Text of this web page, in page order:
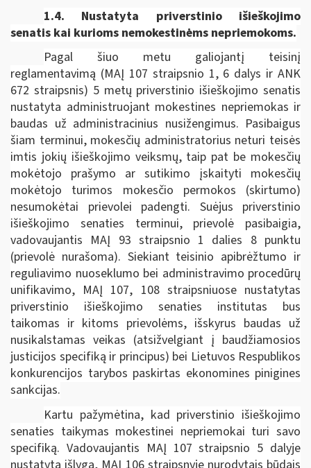
1.4. Nustatyta priverstinio išieškojimo
senatis kai kurioms nemokestinėms nepriemokoms.
Pagal šiuo metu galiojantį teisinį
reglamentavimą (MAĮ 107 straipsnio 1, 6 dalys ir ANK
672 straipsnis) 5 metų priverstinio išieškojimo senatis
nustatyta administruojant mokestines nepriemokas ir
baudas už administracinius nusižengimus. Pasibaigus
šiam terminui, mokesčių administratorius neturi teisės
imtis jokių išieškojimo veiksmų, taip pat be mokesčių
mokėtojo prašymo ar sutikimo įskaityti mokesčių
mokėtojo turimos mokesčio permokos (skirtumo)
nesumokėtai prievolei padengti. Suėjus priverstinio
išieškojimo senaties terminui, prievolė pasibaigia,
vadovaujantis MAĮ 93 straipsnio 1 dalies 8 punktu
(prievolė nurašoma). Siekiant teisinio apibrėžtumo ir
reguliavimo nuoseklumo bei administravimo procedūrų
unifikavimo, MAĮ 107, 108 straipsniuose nustatytas
priverstinio išieškojimo senaties institutas bus
taikomas ir kitoms prievolėms, išskyrus baudas už
nusikalstamas veikas (atsižvelgiant į baudžiamosios
justicijos specifiką ir principus) bei Lietuvos Respublikos
konkurencijos tarybos paskirtas ekonomines pinigines
sankcijas.
Kartu pažymėtina, kad priverstinio išieškojimo
senaties taikymas mokestinei nepriemokai turi savo
specifiką. Vadovaujantis MAĮ 107 straipsnio 5 dalyje
nustatyta išlyga, MAĮ 106 straipsnyje nurodytais būdais